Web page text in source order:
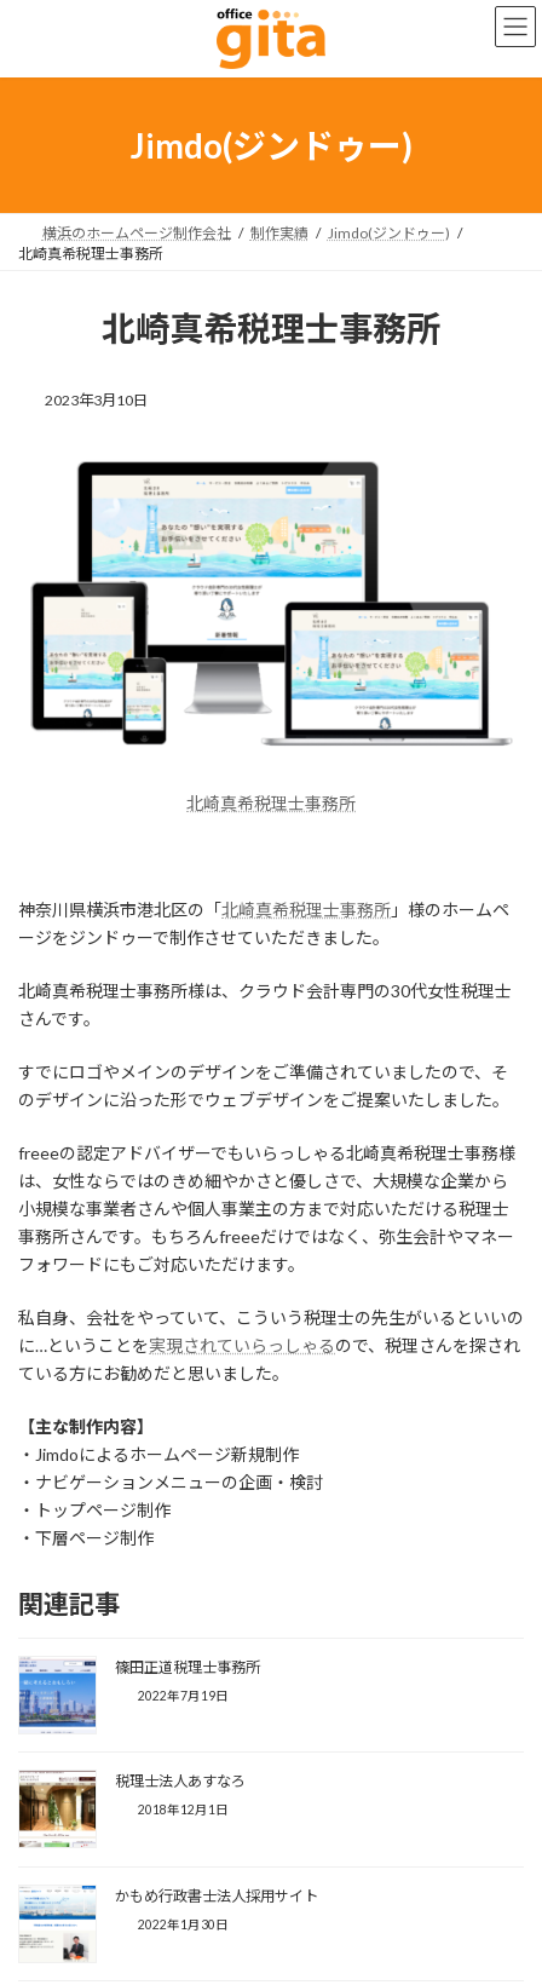
ン
ー
Jimdo(ジンドゥー)
横浜のホームページ制作会社 制作実績
Jimdo(ジンドゥー)
北崎真希税理士事務所
北崎真希税理士事務所
2023年3月10日
北崎真希税理士事務所
神奈川県横浜市港北区の 「北崎真希税理士事務所 」様のホームペ
ージをジンドゥーで制作させていただきました。
北崎真希税理士事務所様は、クラウド会計専門の30代女性税理士
さんです。
すでにロゴやメインのデザインをご準備されていましたので、そ
のデザインに沿った形でウェブデザインをご提案いたしました。
freeeの認定アドバイザーでもいらっしゃる北崎真希税理士事務様
は、女性ならではのきめ細やかさと優しさで、大規模な企業から
小規模な事業者さんや個人事業主の方まで対応いただける税理士
事務所さんです。もちろんfreeeだけではなく、弥生会計やマネー
フォワードにもご対応いただけます。
私自身、会社をやっていて、こういう税理士の先生がいるといいの
に…ということを実現されていらっしゃるので、税理さんを探され
ている方にお勧めだと思いました。
【主な制作内容】
・Jimdoによるホームページ新規制作
・ナビゲーションメニューの企画・検討
・トップページ制作
・下層ページ制作
関連記事
篠田正道税理士事務所
2022年7月19日
税理士法人あすなろ
2018年12月1日
かもめ行政書士法人採用サイト
2022年1月30日